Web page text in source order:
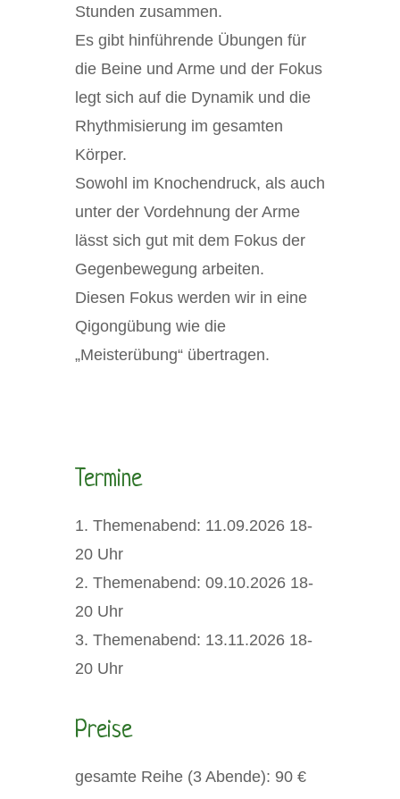
Stunden zusammen.
Es gibt hinführende Übungen für
die Beine und Arme und der Fokus
legt sich auf die Dynamik und die
Rhythmisierung im gesamten
Körper.
Sowohl im Knochendruck, als auch
unter der Vordehnung der Arme
lässt sich gut mit dem Fokus der
Gegenbewegung arbeiten.
Diesen Fokus werden wir in eine
Qigongübung wie die
„Meisterübung“ übertragen.
Termine
1. Themenabend: 11.09.2026 18-
20 Uhr
2. Themenabend: 09.10.2026 18-
20 Uhr
3. Themenabend: 13.11.2026 18-
20 Uhr
Preise
gesamte Reihe (3 Abende): 90 €